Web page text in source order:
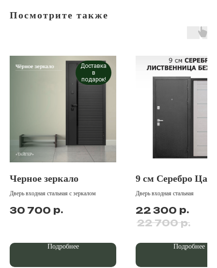
Посмотрите также
Доставка
в
подарок!
Черное зеркало
Дверь входная стальная с зеркалом
30 700 р.
Подробнее
9 см Серебро
Дверь входная стальная
22 300 р.
22 700 р.
Подробнее